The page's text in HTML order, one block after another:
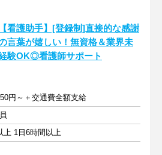
【看護助手】[登録制]直接的な感謝
言葉が嬉しい！無資格＆業界未
験OK◎看護師サポート
円～＋交通費全額支給
上 1日6時間以上